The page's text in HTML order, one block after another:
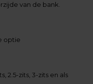
van de bank.
optie
2.5-zits, 3-zits en als